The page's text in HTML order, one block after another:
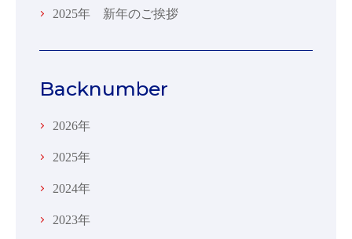
2025年 新年のご挨拶
Backnumber
2026年
2025年
2024年
2023年